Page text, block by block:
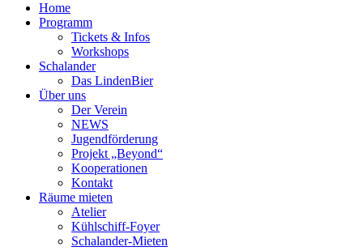
Home
Programm
Tickets & Infos
Workshops
Schalander
Das LindenBier
Über uns
Der Verein
NEWS
Jugendförderung
Projekt „Beyond“
Kooperationen
Kontakt
Räume mieten
Atelier
Kühlschiff-Foyer
Schalander-Mieten